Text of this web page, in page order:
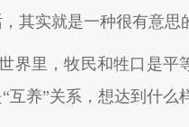
其实就是一种很有意思
界里，牧民和牲口是平
互养”关系，想达到什么